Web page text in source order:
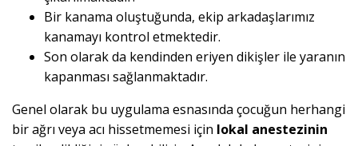
Bir kanama oluştuğunda, ekip arkadaşlarımız
kanamayı kontrol etmektedir.
Son olarak da kendinden eriyen dikişler ile yaranın
kapanması sağlanmaktadır.
Genel olarak bu uygulama esnasında çocuğun herhangi
bir ağrı veya acı hissetmemesi için lokal anestezinin